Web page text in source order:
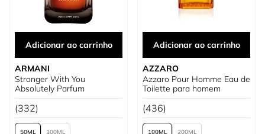
Adicionar ao carrinho
ARMANI
Stronger With You
Absolutely Parfum
(332)
50 100
Adicionar ao carrinho
AZZARO
Azzaro Pour Homme Eau de
Toilette para homem
(436)
100 200